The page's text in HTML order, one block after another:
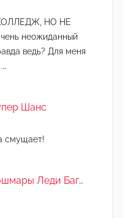
НО НЕ
неожиданный
ведь? Для меня
Шанс
смущает!
Леди Баг…